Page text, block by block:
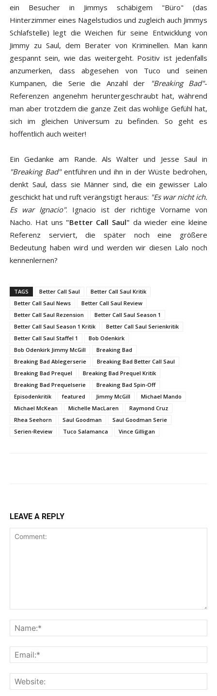
ein Besucher in Jimmys schäbigem "Büro" (das
Hinterzimmer eines Nagelstudios und zugleich auch Jimmys
Schlafstelle) legt die Weichen für seine Entwicklung von
Jimmy zu Saul, dem Berater von Kriminellen. Man kann
gespannt sein, wie das weitergeht. Positiv ist jedenfalls
anzumerken, dass abgesehen von Tuco und seinen
Kumpanen, die Serie die Anzahl der
"Breaking Bad"-
Referenzen angenehm heruntergeschraubt hat, während
man aber trotzdem die ganze Zeit das wohlige Gefühl hat,
sich im gleichen Universum zu befinden. So geht es
hoffentlich auch weiter!
Ein Gedanke am Rande. Als Walter und Jesse Saul in
"Breaking Bad"entführen und ihn in der Wüste bedrohen,
denkt Saul, dass sie Männer sind, die ein gewisser Lalo
geschickt hat und ruft verängstigt heraus: "Es war nicht ich.
Es war Ignacio". Ignacio ist der richtige Vorname von
Nacho. Hat uns "Better Call Saul" da wieder eine kleine
Referenz serviert, die später noch eine größere
Bedeutung haben wird und werden wir diesen Lalo noch
kennenlernen?
TAGS Better Call Saul
Better Call Saul Kritik
Better Call Saul News
Better Call Saul Review
Better Call Saul Rezension
Better Call Saul Season 1
Better Call Saul Season 1 Kritik
Better Call Saul Serienkritik
Better Call Saul Staffel 1
Bob Odenkirk
Bob Odenkirk Jimmy McGill
Breaking Bad
Breaking Bad Ablegerserie
Breaking Bad Better Call Saul
Breaking Bad Prequel
Breaking Bad Prequel Kritik
Breaking Bad Prequelserie
Breaking Bad Spin-Off
Episodenkritik
featured Jimmy McGill
Michael Mando
Michael McKean
Michelle MacLaren
Raymond Cruz
Rhea Seehorn
Saul Goodman
Saul Goodman Serie
Serien-Review
Tuco Salamanca Vince Gilligan
LEAVE A REPLY